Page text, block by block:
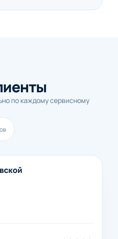
по каждому сервисному